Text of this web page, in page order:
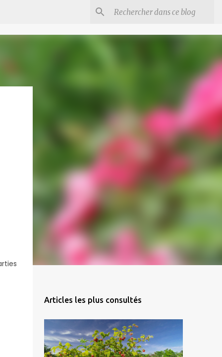
Articles les plus consultés